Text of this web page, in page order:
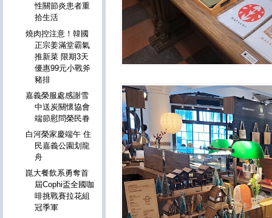
性關節炎患者重
拾生活
燒肉控注意！韓國
正宗姜滿堂霸氣
推新菜 限期3天
優惠99元小戰斧
豬排
嘉義榮服處感謝雪
中送炭關懷協會
端節慰問榮民眷
白河榮家慶端午 住
民嘉義公園划龍
舟
崑大餐飲系勇奪首
屆Cophi盃全國咖
啡挑戰賽拉花組
冠季軍